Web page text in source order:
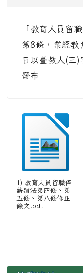
「教育人員留
第8條，業經教
日以臺教人(三
發布
1) 教育人員留職停
薪辦法第四條、第
五條、第八條修正
條文.odt